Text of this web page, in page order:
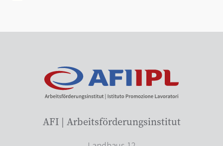
AFI | Arbeitsförderungsinstitut